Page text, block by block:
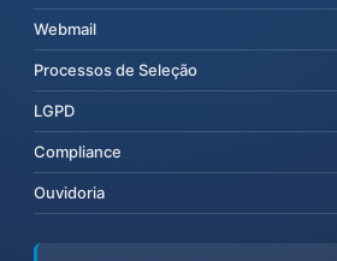
Webmail
Processos de Seleção
LGPD
Compliance
Ouvidoria